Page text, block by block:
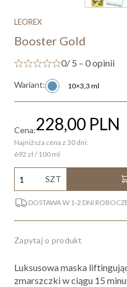
LEOREX
Booster Gold
0/ 5 – 0 opinii
Wariant: 10×3,3 ml
Cena:228,00 PLN
Najniższa cena z 30 dni:
692 zł / 100 ml
SZT
DOSTAWA W 1-2 DNI
Zapytaj o produkt
Luksusowa maska
zmarszczki w ciągu 15